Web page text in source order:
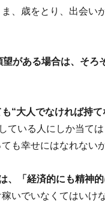
、歳をとり、出会い
がある場合は、そろ
“大人でなければ持て
ている人にしか当て
も幸せにはなれない
、「経済的にも精神
いでいなくてはいけ